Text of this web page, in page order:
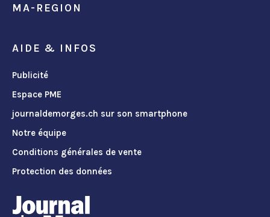
MA-REGION
AIDE & INFOS
Publicité
Espace PME
journaldemorges.ch sur son smartphone
Notre équipe
Conditions générales de vente
Protection des données